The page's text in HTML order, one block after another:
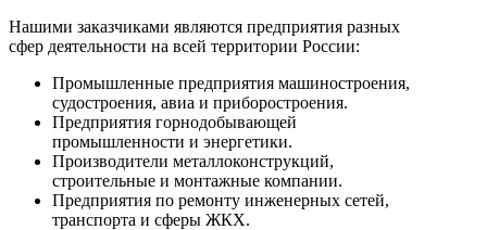
Нашими заказчиками являются предприятия разных
сфер деятельности на всей территории России:
Промышленные предприятия машиностроения,
судостроения, авиа и приборостроения.
Предприятия горнодобывающей
промышленности и энергетики.
Производители металлоконструкций,
строительные и монтажные компании.
Предприятия по ремонту инженерных сетей,
транспорта и сферы ЖКХ.